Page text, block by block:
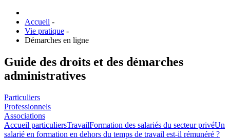
Accueil -
Vie pratique -
Démarches en ligne
Guide des droits et des démarches
administratives
Particuliers
Professionnels
Associations
Accueil particuliersTravailFormation des salariés du secteur privéUn
salarié en formation en dehors du temps de travail est-il rémunéré ?